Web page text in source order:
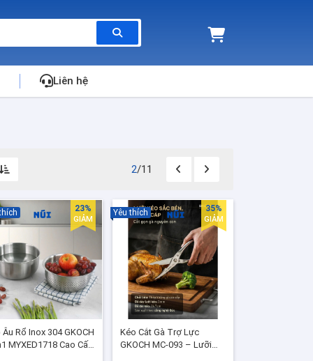
Liên hệ
2/11
Âu Rổ Inox 304 GKOCH
MYXED1718 Cao Cấp
23%
GIẢM
Kéo Cắt Gà Trợ Lực
GKOCH MC-093 – Lưỡi
Yêu thích 35%
GIẢM